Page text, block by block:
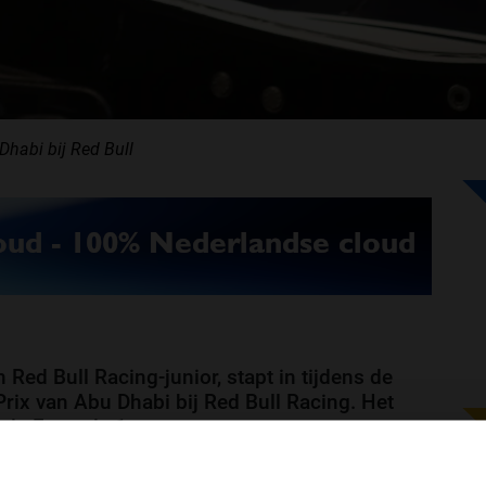
bij Red Bull
Red Bull Racing-junior, stapt in tijdens de
van Abu Dhabi bij Red Bull Racing. Het
de Formule 1.
bij twee vrije trainingen een